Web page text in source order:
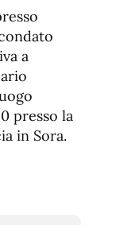
a
presso la
in Sora.